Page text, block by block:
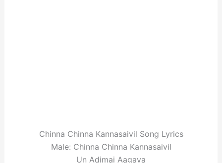
Chinna Chinna Kannasaivil Song Lyrics
Male: Chinna Chinna Kannasaivil
Un Adimai Aagava